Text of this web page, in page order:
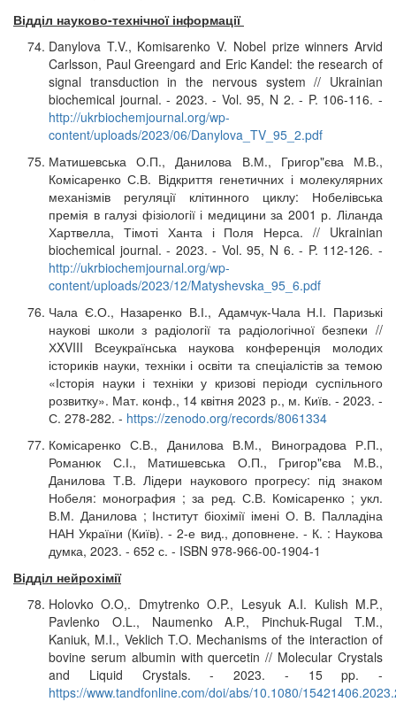
Відділ науково-технічної інформації
Danylova T.V., Komisarenko V. Nobel prize winners Arvid
Carlsson, Paul Greengard and Eric Kandel: the research of
signal transduction in the nervous system // Ukrainian
biochemical journal. - 2023. - Vol. 95, N 2. - P. 106-116. -
http://ukrbiochemjournal.org/wp-
content/uploads/2023/06/Danylova_TV_95_2.pdf
Матишевська О.П., Данилова В.М., Григор"єва М.В.,
Комісаренко С.В. Відкриття генетичних і молекулярних
механізмів регуляції клітинного циклу: Нобелівська
премія в галузі фізіології і медицини за 2001 р. Ліланда
Хартвелла, Тімоті Ханта і Поля Нерса. // Ukrainian
biochemical journal. - 2023. - Vol. 95, N 6. - P. 112-126. -
http://ukrbiochemjournal.org/wp-
content/uploads/2023/12/Matyshevska_95_6.pdf
Чала Є.О., Назаренко В.І., Адамчук-Чала Н.І. Паризькі
наукові школи з радіології та радіологічної безпеки //
ХXVIII Всеукраїнська наукова конференція молодих
істориків науки, техніки і освіти та спеціалістів за темою
«Історія науки і техніки у кризові періоди суспільного
розвитку». Мат. конф., 14 квітня 2023 р., м. Київ. - 2023. -
С. 278-282. - https://zenodo.org/records/8061334
Комісаренко С.В., Данилова В.М., Виноградова Р.П.,
Романюк С.І., Матишевська О.П., Григор"єва М.В.,
Данилова Т.В. Лідери наукового прогресу: під знаком
Нобеля: монография ; за ред. С.В. Комісаренко ; укл.
В.М. Данилова ; Інститут біохімії імені О. В. Палладіна
НАН України (Київ). - 2-е вид., доповнене. - К. : Наукова
думка, 2023. - 652 с. - ISBN 978-966-00-1904-1
Відділ нейрохімії
Holovko O.O,. Dmytrenko O.P., Lesyuk A.I. Kulish M.P.,
Pavlenko O.L., Naumenko A.P., Pinchuk-Rugal T.M.,
Kaniuk, M.I., Veklich T.O. Mechanisms of the interaction of
bovine serum albumin with quercetin // Molecular Crystals
and Liquid Crystals. - 2023. - 15 pp. -
https://www.tandfonline.com/doi/abs/10.1080/